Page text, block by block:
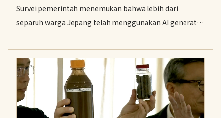
Survei pemerintah menemukan bahwa lebih dari
separuh warga Jepang telah menggunakan AI generatif.
Angka itu naik lebih dari dua kali lipat dibanding tahun
sebelumnya.